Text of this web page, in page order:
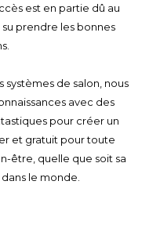
est en partie dû au
prendre les bonnes
systèmes de salon, nous
avec des
pour créer un
et gratuit pour toute
être, quelle que soit sa
le monde.